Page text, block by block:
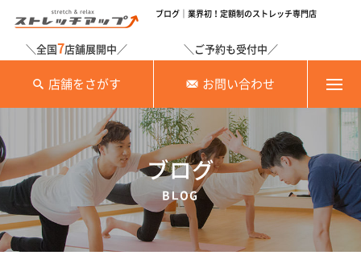
ブログ｜業界初！定額制のストレッチ専門店
＼全国7店舗展開中／
店舗をさがす
＼ご予約も受付中／
お問い合わせ
ブログ
BLOG